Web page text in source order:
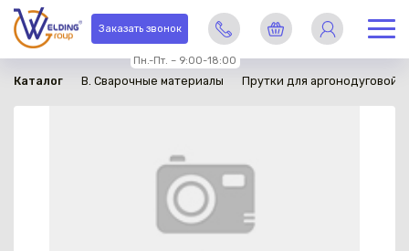
Заказать звонок
Пн.-Пт. – 9:00-18:00
Каталог B. Сварочные материалы Прутки для аргонодуговой
в наличии